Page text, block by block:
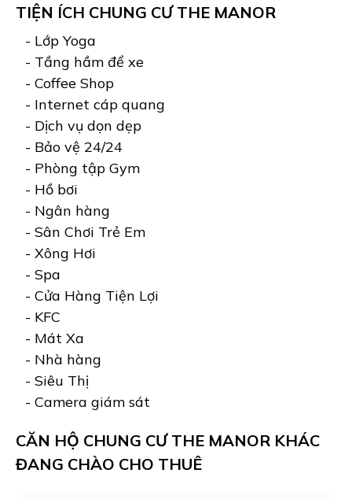
TIỆN ÍCH CHUNG CƯ THE MANOR
- Lớp Yoga
- Tầng hầm để xe
- Coffee Shop
- Internet cáp quang
- Dịch vụ dọn dẹp
- Bảo vệ 24/24
- Phòng tập Gym
- Hồ bơi
- Ngân hàng
- Sân Chơi Trẻ Em
- Xông Hơi
- Spa
- Cửa Hàng Tiện Lợi
- KFC
- Mát Xa
- Nhà hàng
- Siêu Thị
- Camera giám sát
CĂN HỘ CHUNG CƯ THE MANOR KHÁC
ĐANG CHÀO CHO THUÊ